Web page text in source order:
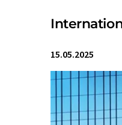
15.05.2025